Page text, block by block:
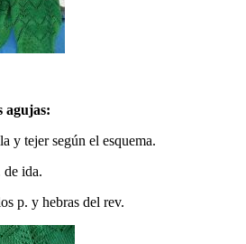
agujas:
y tejer según el esquema.
de ida.
p. y hebras del rev.